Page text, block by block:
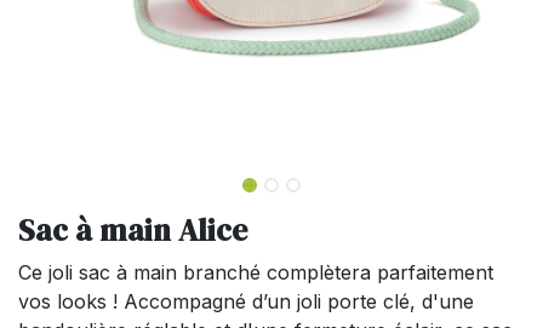
Sac à main Alice
Ce joli sac à main branché complètera parfaitement
vos looks ! Accompagné d’un joli porte clé, d'une